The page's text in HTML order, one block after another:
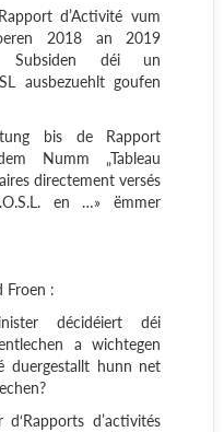
d’Activité vum
2018 an 2019
Subsiden déi un
ausbezuehlt goufen
bis de Rapport
Numm „Tableau
directement versés
en …» ëmmer
Froen :
décidéiert déi
a wichtegen
duergestallt hunn net
d’activités